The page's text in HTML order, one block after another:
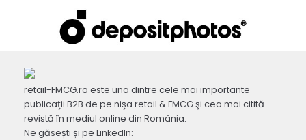
retail-FMCG.ro este una dintre cele mai importante
publicaţii B2B de pe nişa retail & FMCG şi cea mai citită
revistă în mediul online din România.
Ne găsești și pe LinkedIn: